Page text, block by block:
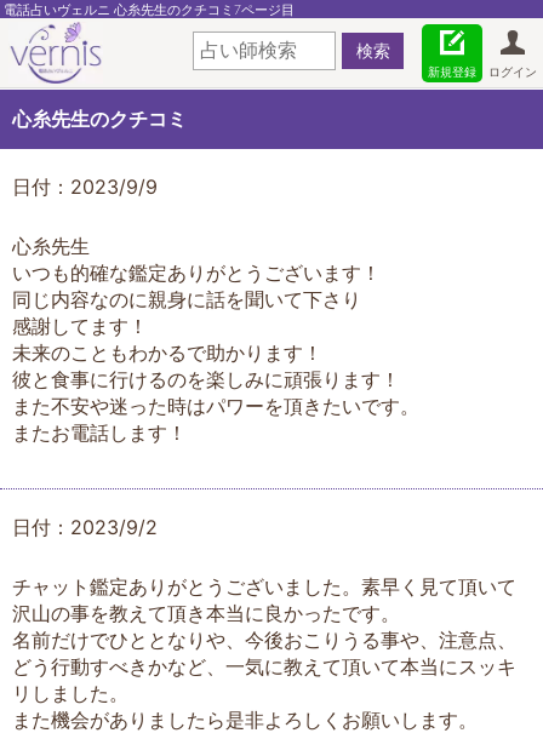
電話占いヴェルニ 心糸先生のクチコミ7ページ目
ログイン
新規登録
心糸先生のクチコミ
日付：2023/9/9
心糸先生
いつも的確な鑑定ありがとうございます！
同じ内容なのに親身に話を聞いて下さり
感謝してます！
未来のこともわかるで助かります！
彼と食事に行けるのを楽しみに頑張ります！
また不安や迷った時はパワーを頂きたいです。
またお電話します！
日付：2023/9/2
チャット鑑定ありがとうございました。素早く見て頂いて
沢山の事を教えて頂き本当に良かったです。
名前だけでひととなりや、今後おこりうる事や、注意点、
どう行動すべきかなど、一気に教えて頂いて本当にスッキ
リしました。
また機会がありましたら是非よろしくお願いします。